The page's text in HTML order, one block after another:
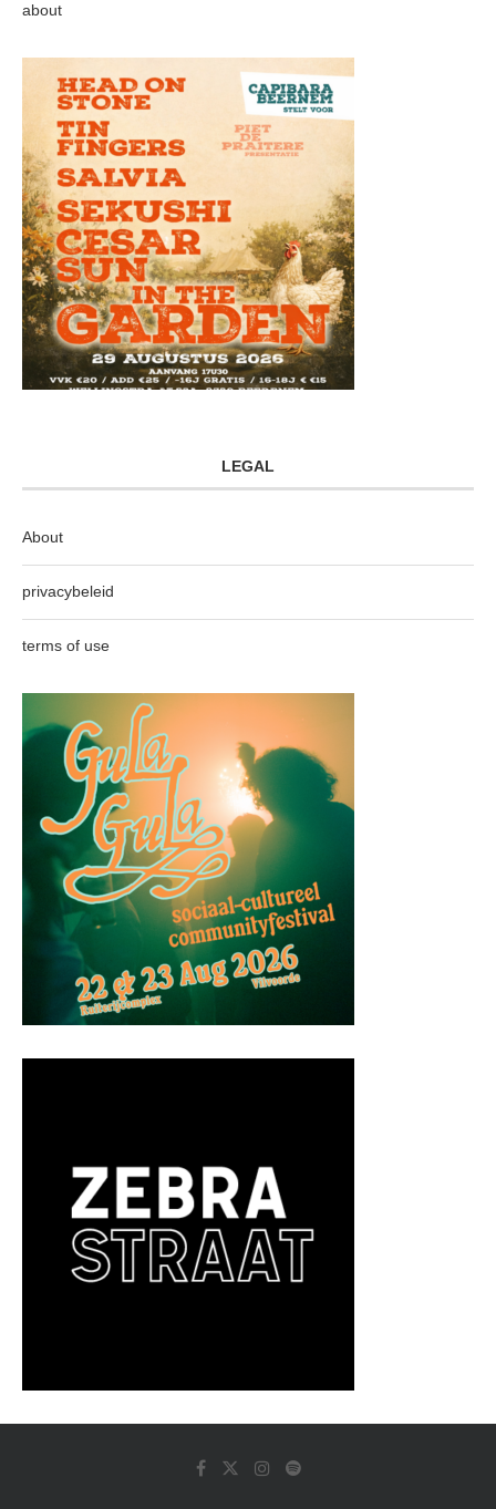
about
LEGAL
About
privacybeleid
terms of use